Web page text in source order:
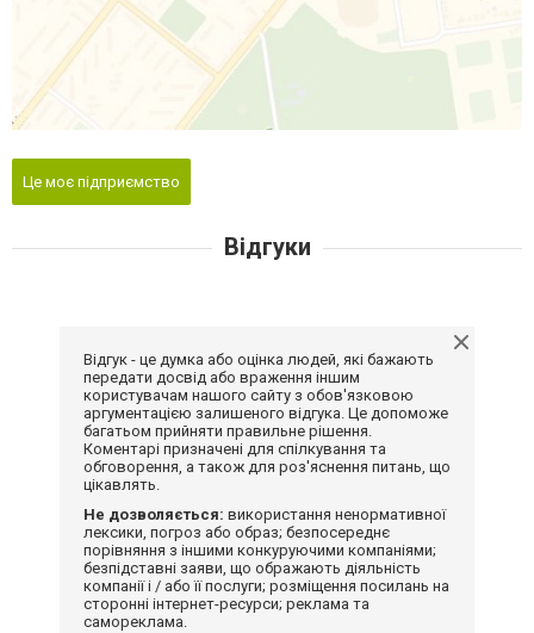
Це моє підприємство
Відгуки
Відгук - це думка або оцінка людей, які бажають
передати досвід або враження іншим
користувачам нашого сайту з обов'язковою
аргументацією залишеного відгука. Це допоможе
багатьом прийняти правильне рішення.
Коментарі призначені для спілкування та
обговорення, а також для роз'яснення питань, що
цікавлять.
Не дозволяється: використання ненормативної
лексики, погроз або образ; безпосереднє
порівняння з іншими конкуруючими компаніями;
безпідставні заяви, що ображають діяльність
компанії і / або її послуги; розміщення посилань на
сторонні інтернет-ресурси; реклама та
самореклама.